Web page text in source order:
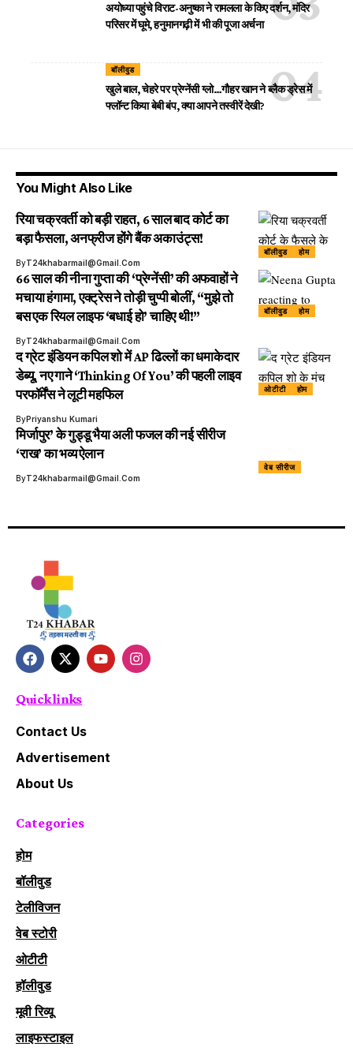
अयोध्या पहुंचे विराट-अनुष्का ने रामलला के किए दर्शन, मंदिर
परिसर में घूमे, हनुमानगढ़ी में भी की पूजा अर्चना
बॉलीवुड
खुले बाल, चेहरे पर प्रेग्नेंसी ग्लो…गौहर खान ने ब्लैक ड्रेस में
फ्लॉन्ट किया बेबी बंप, क्या आपने तस्वीरें देखी?
You Might Also Like
बॉलीवुड होम
रिया चक्रवर्ती को बड़ी राहत, 6 साल बाद कोर्ट का
बड़ा फैसला, अनफ्रीज होंगे बैंक अकाउंट्स!
ByT24khabarmail@gmail.com
बॉलीवुड होम
66 साल की नीना गुप्ता की ‘प्रेग्नेंसी’ की अफवाहों ने
मचाया हंगामा, एक्ट्रेस ने तोड़ी चुप्पी बोलीं, “मुझे तो
बस एक रियल लाइफ ‘बधाई हो’ चाहिए थी!”
ByT24khabarmail@gmail.com
ओटीटी होम
द ग्रेट इंडियन कपिल शो में AP ढिल्लों का धमाकेदार
डेब्यू, नए गाने ‘Thinking Of You’ की पहली लाइव
परफॉर्मेंस ने लूटी महफिल
ByPriyanshu Kumari
वेब सीरीज
मिर्जापुर’ के गुड्डू भैया अली फजल की नई सीरीज
‘राख’ का भव्य ऐलान
ByT24khabarmail@gmail.com
Quick links
Contact Us
Advertisement
About Us
Categories
होम
बॉलीवुड
टेलीविजन
वेब स्टोरी
ओटीटी
हॉलीवुड
मूवी रिव्यू
लाइफस्टाइल